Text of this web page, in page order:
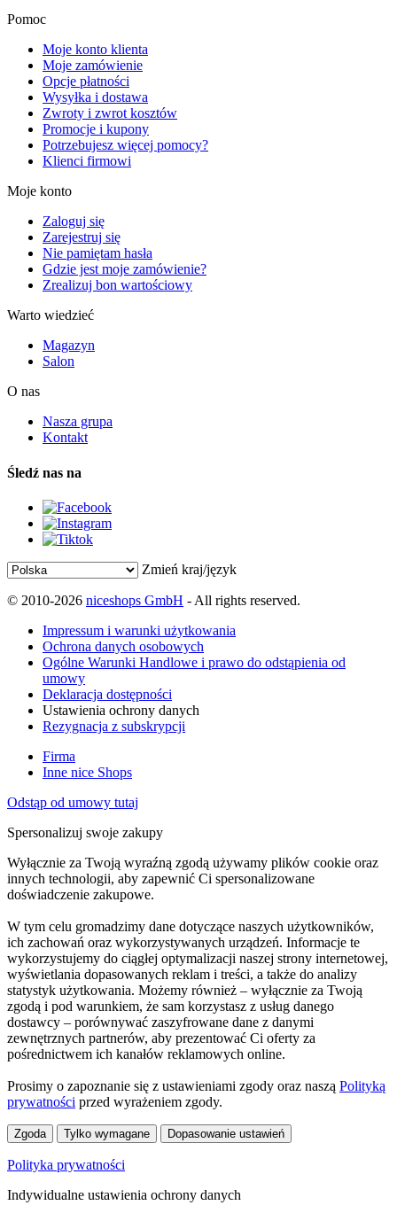
Pomoc
Moje konto klienta
Moje zamówienie
Opcje płatności
Wysyłka i dostawa
Zwroty i zwrot kosztów
Promocje i kupony
Potrzebujesz więcej pomocy?
Klienci firmowi
Moje konto
Zaloguj się
Zarejestruj się
Nie pamiętam hasła
Gdzie jest moje zamówienie?
Zrealizuj bon wartościowy
Warto wiedzieć
Magazyn
Salon
O nas
Nasza grupa
Kontakt
Śledź nas na
Zmień kraj/język
© 2010-2026 niceshops GmbH - All rights reserved.
Impressum i warunki użytkowania
Ochrona danych osobowych
Ogólne Warunki Handlowe i prawo do odstąpienia od
umowy
Deklaracja dostępności
Ustawienia ochrony danych
Rezygnacja z subskrypcji
Firma
Inne nice Shops
Odstąp od umowy tutaj
Spersonalizuj swoje zakupy
Wyłącznie za Twoją wyraźną zgodą używamy plików cookie oraz
innych technologii, aby zapewnić Ci spersonalizowane
doświadczenie zakupowe.
W tym celu gromadzimy dane dotyczące naszych użytkowników,
ich zachowań oraz wykorzystywanych urządzeń. Informacje te
wykorzystujemy do ciągłej optymalizacji naszej strony internetowej,
wyświetlania dopasowanych reklam i treści, a także do analizy
statystyk użytkowania. Możemy również – wyłącznie za Twoją
zgodą i pod warunkiem, że sam korzystasz z usług danego
dostawcy – porównywać zaszyfrowane dane z danymi
zewnętrznych partnerów, aby prezentować Ci oferty za
pośrednictwem ich kanałów reklamowych online.
Prosimy o zapoznanie się z ustawieniami zgody oraz naszą Polityką
prywatności przed wyrażeniem zgody.
Zgoda Tylko wymagane Dopasowanie ustawień
Polityka prywatności
Indywidualne ustawienia ochrony danych